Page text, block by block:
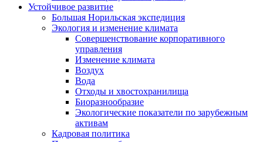
Устойчивое развитие
Большая Норильская экспедиция
Экология и изменение климата
Совершенствование корпоративного
управления
Изменение климата
Воздух
Вода
Отходы и хвостохранилища
Биоразнообразие
Экологические показатели по зарубежным
активам
Кадровая политика